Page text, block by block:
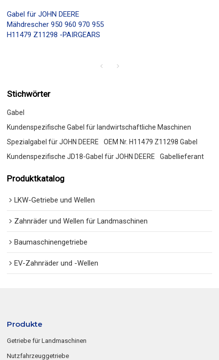
Gabel für JOHN DEERE
Mähdrescher 950 960 970 955
H11479 Z11298 -PAIRGEARS
Stichwörter
Gabel
Kundenspezifische Gabel für landwirtschaftliche Maschinen
Spezialgabel für JOHN DEERE
OEM Nr. H11479 Z11298 Gabel
Kundenspezifische JD18-Gabel für JOHN DEERE
Gabellieferant
Produktkatalog
LKW-Getriebe und Wellen
Zahnräder und Wellen für Landmaschinen
Baumaschinengetriebe
EV-Zahnräder und -Wellen
Produkte
Getriebe für Landmaschinen
Nutzfahrzeuggetriebe